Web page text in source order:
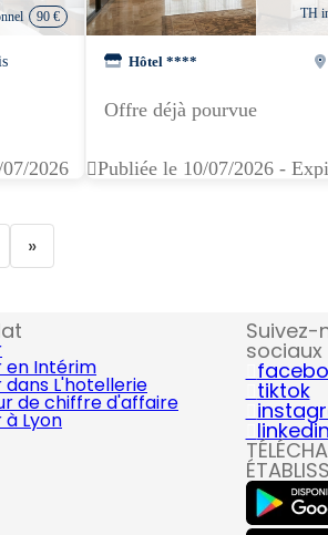
90 €
2026
TH
Hôtel ****
Offre déjà pourvue
Publiée le 10/07/2026 -
»
en Intérim
dans L'hotellerie
de chiffre d'affaire
Lyon
Suivez-
sociaux
tiktok
linkedin